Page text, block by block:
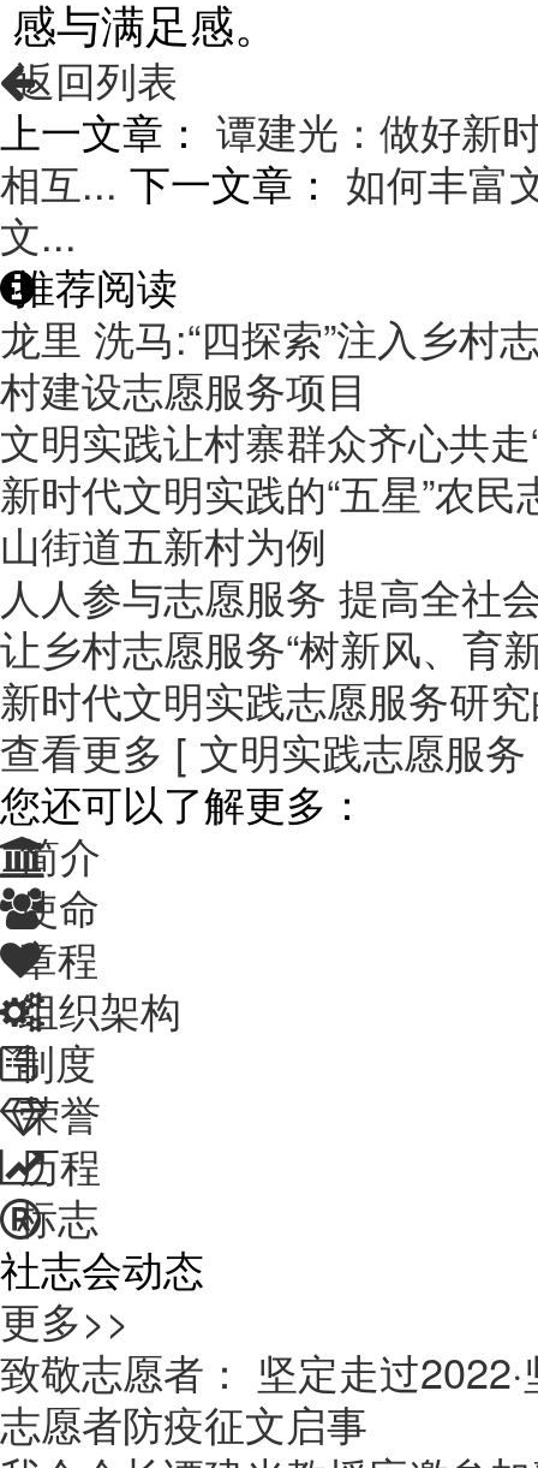
感与满足感。
返回列表
上一文章： 谭建光：做好新
相互... 下一文章： 如何丰富
文...
推荐阅读
龙里 洗马:“四探索”注入乡村
村建设志愿服务项目
文明实践让村寨群众齐心共走
新时代文明实践的“五星”农
山街道五新村为例
人人参与志愿服务 提高全社
让乡村志愿服务“树新风、育
新时代文明实践志愿服务研究
查看更多 [ 文明实践志愿服
您还可以了解更多：
简介
使命
章程
组织架构
制度
荣誉
历程
标志
社志会动态
更多>>
致敬志愿者： 坚定走过
志愿者防疫征文启事